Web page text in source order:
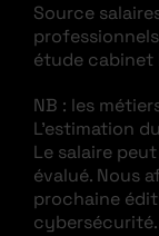
Source
étude cabinet
NB : les
L’estimation
Le salaire
évalué. Nous
prochaine
cybersécurité.